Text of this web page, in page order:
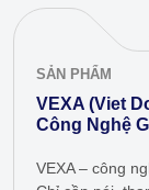
SẢN PHẨM
VEXA (Viet
Công Nghệ
VEXA – công